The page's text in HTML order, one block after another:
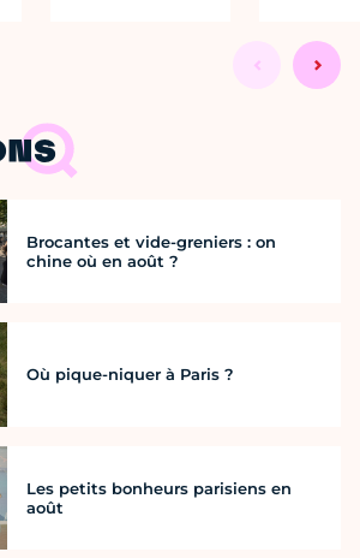
Brocantes et vide-greniers : on
chine où en août ?
Où pique-niquer à Paris ?
Les petits bonheurs parisiens en
août